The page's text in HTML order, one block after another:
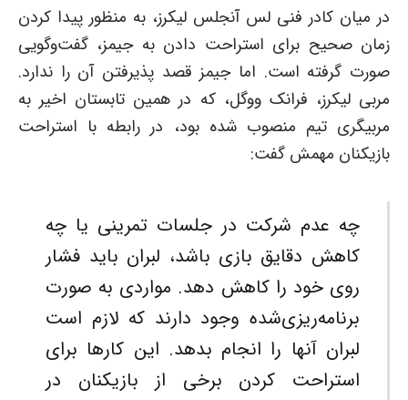
در میان کادر فنی لس آنجلس لیکرز، به ‌منظور پیدا کردن
زمان صحیح برای استراحت دادن به جیمز، گفت‌وگویی
صورت گرفته است. اما جیمز قصد پذیرفتن آن را ندارد.
مربی لیکرز، فرانک ووگل، که در همین تابستان اخیر به
مربیگری تیم منصوب شده بود، در رابطه با استراحت
بازیکنان مهمش گفت:
چه عدم شرکت در جلسات تمرینی یا چه
کاهش دقایق بازی باشد، لبران باید فشار
روی خود را کاهش دهد. مواردی به ‌صورت
برنامه‌ریزی‌شده وجود دارند که لازم است
لبران آنها را انجام بدهد. این کارها برای
استراحت کردن برخی از بازیکنان در